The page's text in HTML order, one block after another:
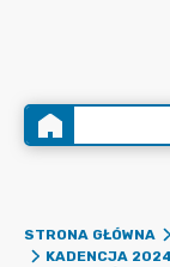
STRONA GŁÓWNA
KADENCJA